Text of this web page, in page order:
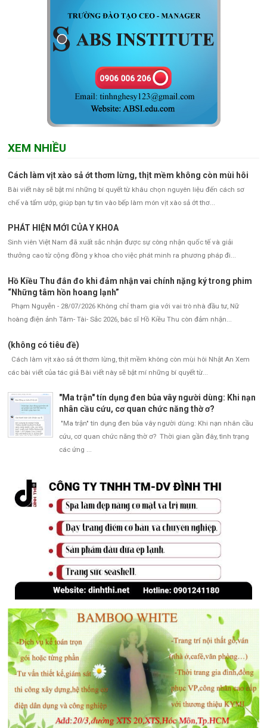
XEM NHIỀU
Cách làm vịt xào sả ớt thơm lừng, thịt mềm không còn mùi hôi
Bài viết này sẽ bật mí những bí quyết từ khâu chọn nguyên liệu đến cách sơ
chế và tẩm ướp, giúp bạn tự tin vào bếp làm món vịt xào sả ớt thơ...
PHÁT HIỆN MỚI CỦA Y KHOA
Sinh viên Việt Nam đã xuất sắc nhận được sự công nhận quốc tế và giải
thưởng cao từ cộng đồng y khoa cho việc phát minh ra phương pháp đi...
Hồ Kiều Thu đắn đo khi đảm nhận vai chính nặng ký trong phim
“Những tâm hồn hoang lạnh”
Phạm Nguyễn - 28/07/2026 Không chỉ tham gia với vai trò nhà đầu tư, Nữ
hoàng điện ảnh Tâm- Tài- Sắc 2026, bác sĩ Hồ Kiều Thu còn đảm nhận...
(không có tiêu đề)
Cách làm vịt xào sả ớt thơm lừng, thịt mềm không còn mùi hôi Nhật An Xem
các bài viết của tác giả Bài viết này sẽ bật mí những bí quyết từ...
"Ma trận" tín dụng đen bủa vây người dùng: Khi nạn
nhân cầu cứu, cơ quan chức năng thờ ơ?
"Ma trận" tín dụng đen bủa vây người dùng: Khi nạn nhân cầu
cứu, cơ quan chức năng thờ ơ? Thời gian gần đây, tình trạng
các ứng ...